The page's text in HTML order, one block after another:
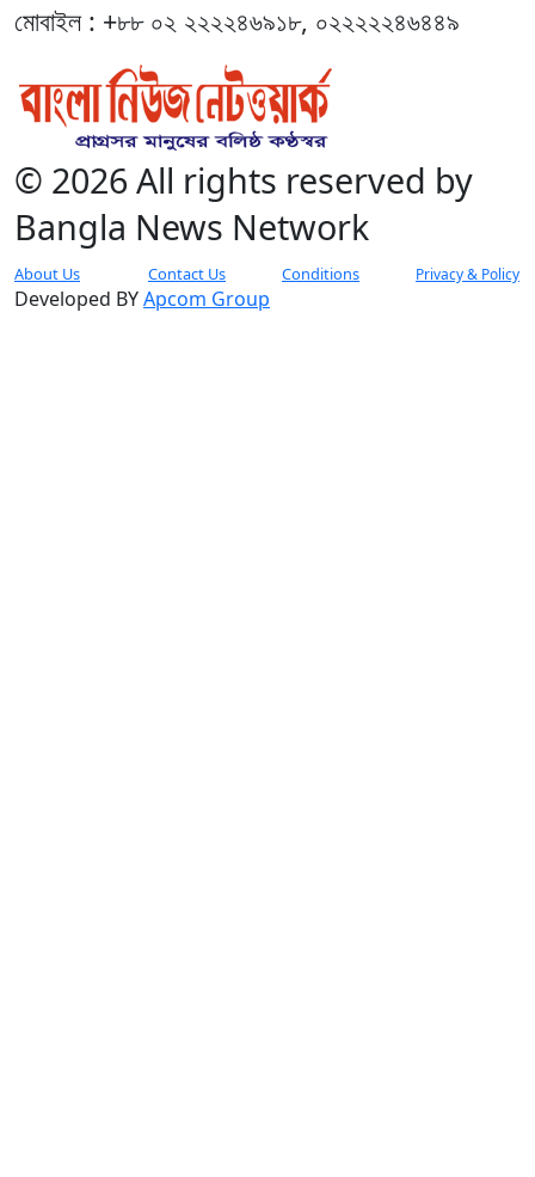
মোবাইল : +৮৮ ০২ ২২২২৪৬৯১৮, ০২২২২২৪৬৪৪৯
© 2026 All rights reserved by
Bangla News Network
About Us Contact Us Conditions Privacy & Policy
Developed BYApcom Group